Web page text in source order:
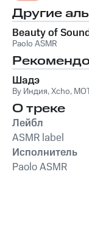
Другие
Beauty of
Paolo ASMR
Шадэ
By Индия,Xcho,
О треке
Лейбл
ASMR label
Исполнитель
Paolo ASMR